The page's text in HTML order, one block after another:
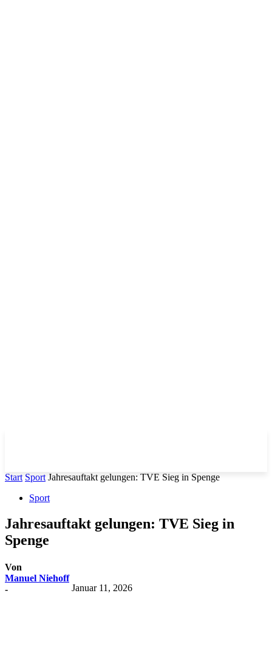
Start Sport Jahresauftakt gelungen: TVE Sieg in Spenge
Sport
Jahresauftakt gelungen: TVE Sieg in
Spenge
Von
Manuel Niehoff
-
Januar 11, 2026